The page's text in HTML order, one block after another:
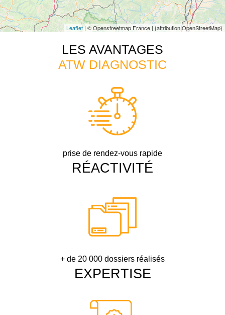
Leaflet| © Openstreetmap France | {attribution.OpenStreetMap}
LES AVANTAGES
ATW DIAGNOSTIC
prise de rendez-vous rapide
RÉACTIVITÉ
+ de 20 000 dossiers réalisés
EXPERTISE